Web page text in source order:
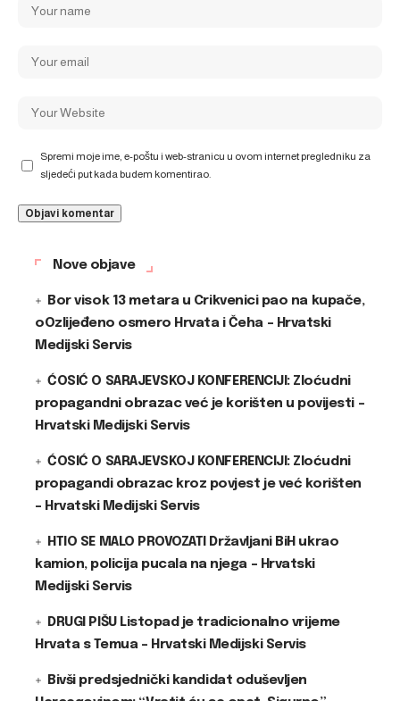
Spremi moje ime, e-poštu i web-stranicu u ovom internet pregledniku za
sljedeći put kada budem komentirao.
Nove objave
Bor visok 13 metara u Crikvenici pao na kupače,
oOzlijeđeno osmero Hrvata i Čeha – Hrvatski
Medijski Servis
ĆOSIĆ O SARAJEVSKOJ KONFERENCIJI: Zloćudni
propagandni obrazac već je korišten u povijesti –
Hrvatski Medijski Servis
ĆOSIĆ O SARAJEVSKOJ KONFERENCIJI: Zloćudni
propagandi obrazac kroz povjest je već korišten
– Hrvatski Medijski Servis
HTIO SE MALO PROVOZATI Državljani BiH ukrao
kamion, policija pucala na njega – Hrvatski
Medijski Servis
DRUGI PIŠU Listopad je tradicionalno vrijeme
Hrvata s Temua – Hrvatski Medijski Servis
Bivši predsjednički kandidat oduševljen